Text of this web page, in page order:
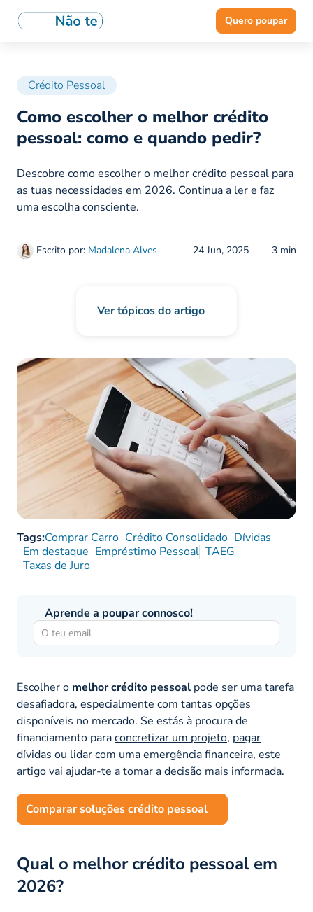
Quero poupar
Crédito Pessoal
Como escolher o melhor crédito
pessoal: como e quando pedir?
Escrito por: Madalena Alves 24 Jun, 2025 3 min
Descobre como escolher o melhor crédito pessoal para
as tuas necessidades em 2026. Continua a ler e faz
uma escolha consciente.
Ver tópicos do artigo
Tags:Comprar Carro Crédito Consolidado Dívidas
Em destaque Empréstimo Pessoal TAEG
Taxas de Juro
Aprende a poupar connosco!
Escolher o melhorcrédito pessoal pode ser uma tarefa
desafiadora, especialmente com tantas opções
disponíveis no mercado. Se estás à procura de
financiamento paraconcretizar um projeto, pagar
dívidas ou lidar com uma emergência financeira, este
artigo vai ajudar-te a tomar a decisão mais informada.
Comparar soluções crédito pessoal
Qual o melhor crédito pessoal em
2026?